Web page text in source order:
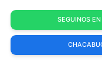
SEGUINOS